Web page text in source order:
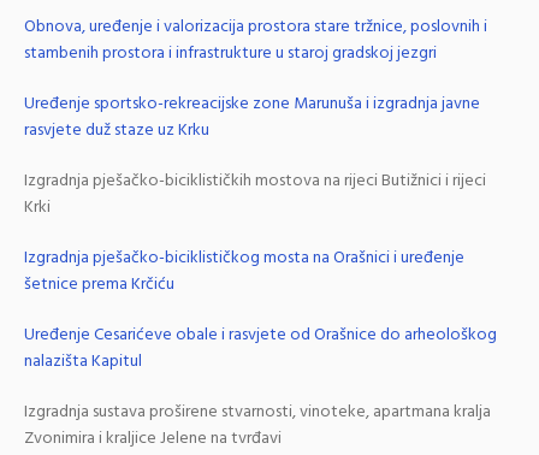
Obnova, uređenje i valorizacija prostora stare tržnice, poslovnih i
stambenih prostora i infrastrukture u staroj gradskoj jezgri
Uređenje sportsko-rekreacijske zone Marunuša i izgradnja javne
rasvjete duž staze uz Krku
Izgradnja pješačko-biciklističkih mostova na rijeci Butižnici i rijeci
Krki
Izgradnja pješačko-biciklističkog mosta na Orašnici i uređenje
šetnice prema Krčiću
Uređenje Cesarićeve obale i rasvjete od Orašnice do arheološkog
nalazišta Kapitul
Izgradnja sustava proširene stvarnosti, vinoteke, apartmana kralja
Zvonimira i kraljice Jelene na tvrđavi